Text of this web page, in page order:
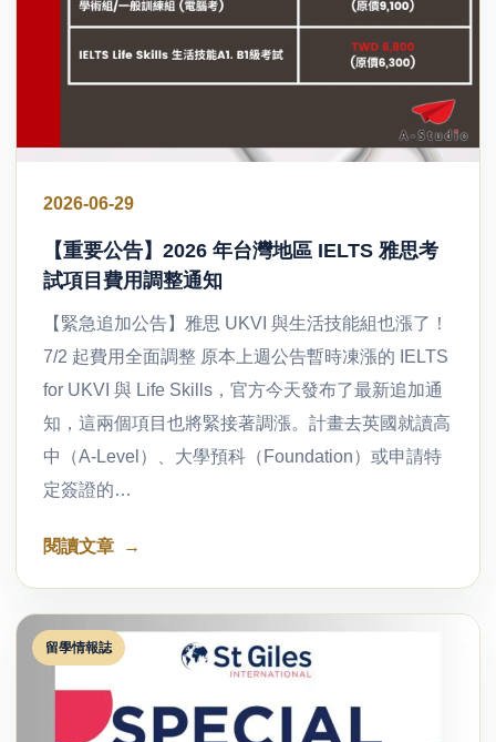
2026-06-29
【重要公告】2026 年台灣地區 IELTS 雅思考
試項目費用調整通知
【緊急追加公告】雅思 UKVI 與生活技能組也漲了！
7/2 起費用全面調整 原本上週公告暫時凍漲的 IELTS
for UKVI 與 Life Skills，官方今天發布了最新追加通
知，這兩個項目也將緊接著調漲。計畫去英國就讀高
中（A-Level）、大學預科（Foundation）或申請特
定簽證的…
閱讀文章
留學情報誌